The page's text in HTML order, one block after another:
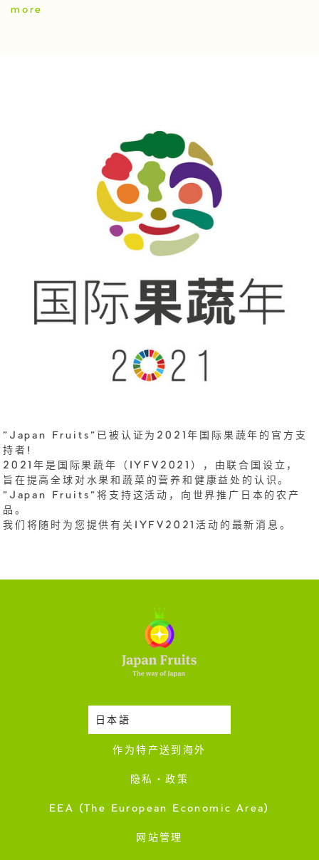
more
"Japan Fruits"已被认证为2021年国际果蔬年的官方支
持者!
2021年是国际果蔬年（IYFV2021），由联合国设立，
旨在提高全球对水果和蔬菜的营养和健康益处的认识。
"Japan Fruits"将支持这活动，向世界推广日本的农产
品。
我们将随时为您提供有关IYFV2021活动的最新消息。
日本語时令蔬果收成表
作为特产送到海外
隐私・政策
EEA (The European Economic Area)
网站管理